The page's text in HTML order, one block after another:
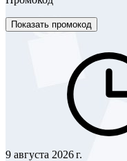
Показать промокод
9 августа 2026 г.